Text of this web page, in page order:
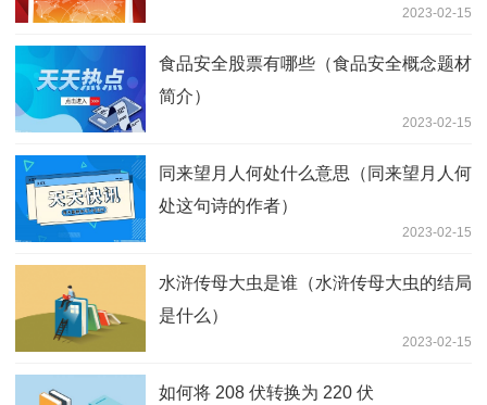
2023-02-15
食品安全股票有哪些（食品安全概念题材
简介）
2023-02-15
同来望月人何处什么意思（同来望月人何
处这句诗的作者）
2023-02-15
水浒传母大虫是谁（水浒传母大虫的结局
是什么）
2023-02-15
如何将 208 伏转换为 220 伏